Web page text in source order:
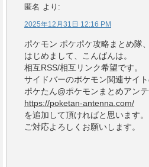
匿名 より:
2025年12月31日 12:16 PM
ポケモン ポケポケ攻略まとめ隊
はじめまして、こんばんは。
相互RSS/相互リンク希望です。
サイドバーのポケモン関連サイト
ポケたん@ポケモンまとめアン
https://poketan-antenna.com/
を追加して頂ければと思います。
ご対応よろしくお願いします。